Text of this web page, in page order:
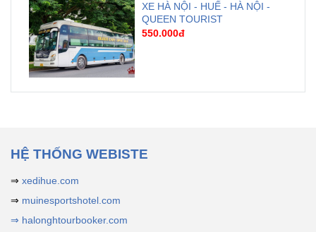
XE HÀ NỘI - HUẾ - HÀ NỘI -
QUEEN TOURIST
550.000đ
HỆ THỐNG WEBISTE
⇒ xedihue.com
⇒ muinesportshotel.com
⇒ halonghtourbooker.com